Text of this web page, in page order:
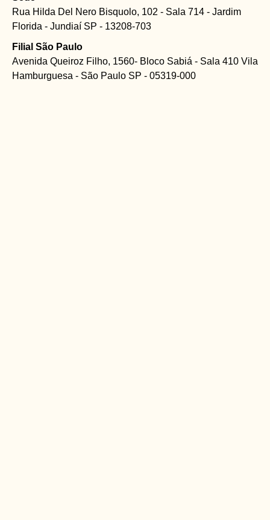
Rua Hilda Del Nero Bisquolo, 102 - Sala 714 - Jardim
Florida - Jundiaí SP - 13208-703
Filial São Paulo
Avenida Queiroz Filho, 1560- Bloco Sabiá - Sala 410 Vila
Hamburguesa - São Paulo SP - 05319-000